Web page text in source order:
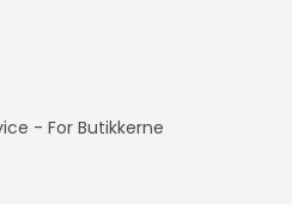
- For Butikkerne